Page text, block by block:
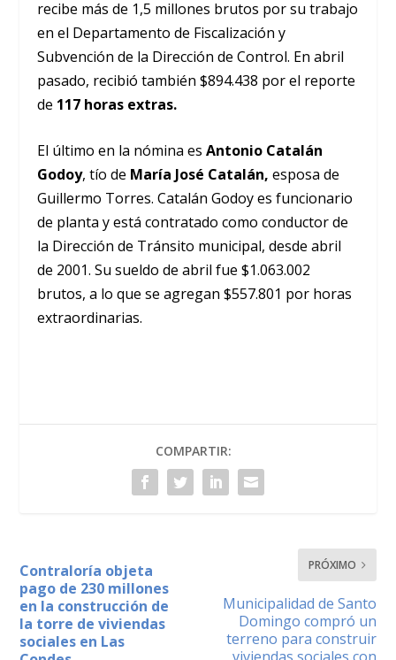
recibe más de 1,5 millones brutos por su trabajo
en el Departamento de Fiscalización y
Subvención de la Dirección de Control. En abril
pasado, recibió también $894.438 por el reporte
de 117 horas extras.
El último en la nómina esAntonio Catalán
Godoy, tío de María José Catalán,esposa de
Guillermo Torres. Catalán Godoy es funcionario
de planta y está contratado como conductor de
la Dirección de Tránsito municipal, desde abril
de 2001. Su sueldo de abril fue $1.063.002
brutos, a lo que se agregan $557.801 por horas
extraordinarias.
COMPARTIR:
Contraloría objeta
pago de 230 millones
en la construcción de
la torre de viviendas
sociales en Las
PRÓXIMO
Municipalidad de Santo
Domingo compró un
terreno para construir